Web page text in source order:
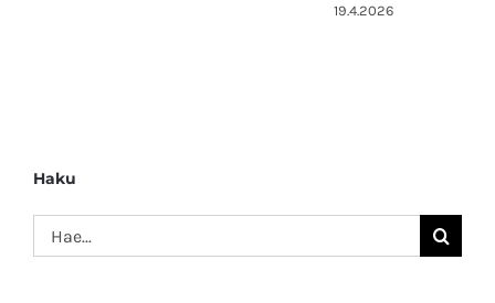
19.4.2026
Haku
Etsi
...